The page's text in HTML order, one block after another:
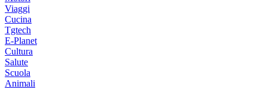
Viaggi
Cucina
Tgtech
E-Planet
Cultura
Salute
Scuola
Animali